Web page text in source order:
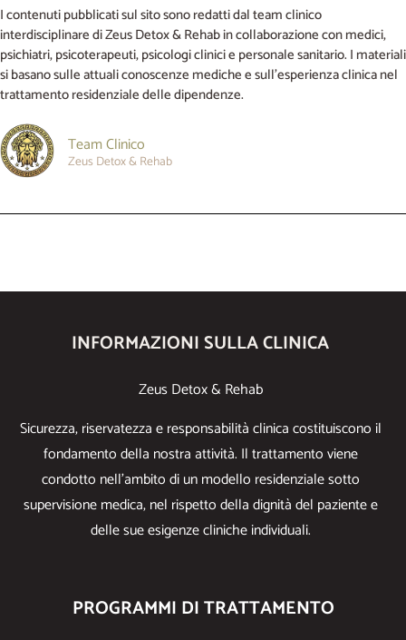
I contenuti pubblicati sul sito sono redatti dal team clinico
interdisciplinare di Zeus Detox & Rehab in collaborazione con medici,
psichiatri, psicoterapeuti, psicologi clinici e personale sanitario. I materiali
si basano sulle attuali conoscenze mediche e sull’esperienza clinica nel
trattamento residenziale delle dipendenze.
Team Clinico
Zeus Detox & Rehab
INFORMAZIONI SULLA CLINICA
Zeus Detox & Rehab
Sicurezza, riservatezza e responsabilità clinica costituiscono il
fondamento della nostra attività. Il trattamento viene
condotto nell’ambito di un modello residenziale sotto
supervisione medica, nel rispetto della dignità del paziente e
delle sue esigenze cliniche individuali.
PROGRAMMI DI TRATTAMENTO